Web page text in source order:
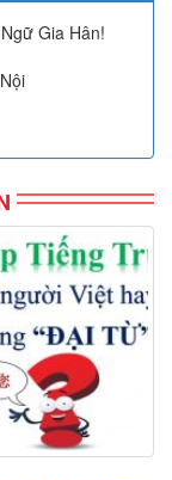
Gia Hân!